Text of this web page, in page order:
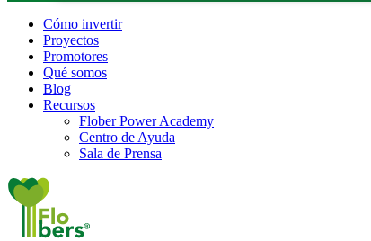
Cómo invertir
Proyectos
Promotores
Qué somos
Blog
Recursos
Flober Power Academy
Centro de Ayuda
Sala de Prensa